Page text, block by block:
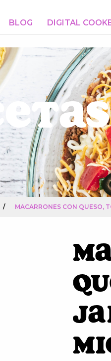
BLOG DIGITAL
/ MACARRONES CON QUESO,